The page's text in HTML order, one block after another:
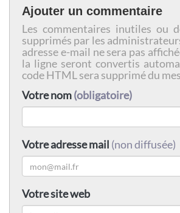
Ajouter un commentaire
Les commentaires inutiles ou
supprimés par les
adresse e-mail ne sera pas
la ligne seront convertis
code HTML sera supprimé du
Votre nom(obligatoire)
Votre adresse mail (non diffusée)
Votre site web